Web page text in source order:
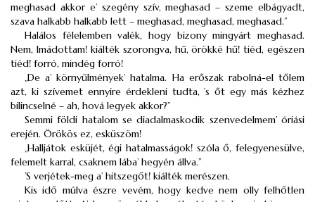
meghasad akkor e’ szegény szív, meghasad – szeme elbágyadt,
szava halkabb halkabb lett – meghasad, meghasad, meghasad.”
Halálos félelemben valék, hogy bizony mingyárt meghasad.
Nem, Imádottam! kiálték szorongva, hű, örökké hű! tiéd, egészen
tiéd! forró, mindég forró!
„De a’ környűlmények’ hatalma. Ha erőszak rabolná-el tőlem
azt, ki szívemet ennyire érdekleni tudta, ’s őt egy más kézhez
bilincselné – ah, hová legyek akkor?”
Semmi földi hatalom se diadalmaskodik szenvedelmem’ óriási
erején. Örökös ez, esküszöm!
„Halljátok esküjét, égi hatalmasságok! szóla ő, felegyenesülve,
felemelt karral, csaknem lába’ hegyén állva.”
’S verjétek-meg a’ hitszegőt! kiálték merészen.
Kis idő múlva észre vevém, hogy kedve nem olly felhőtlen